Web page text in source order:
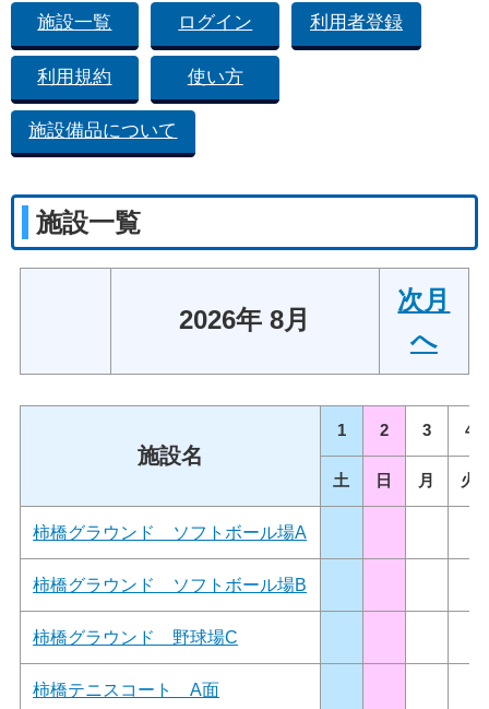
施設一覧 ログイン 利用者登録
利用規約 使い方
施設備品について
施設一覧
2026年 8月
次月
へ
施設名
1 2 3 4
土 日 月 火
柿橋グラウンド ソフトボール場A
柿橋グラウンド ソフトボール場B
柿橋グラウンド 野球場C
柿橋テニスコート A面